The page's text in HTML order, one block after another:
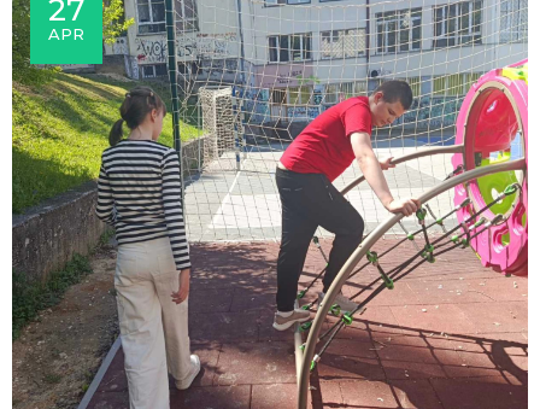
27
APR